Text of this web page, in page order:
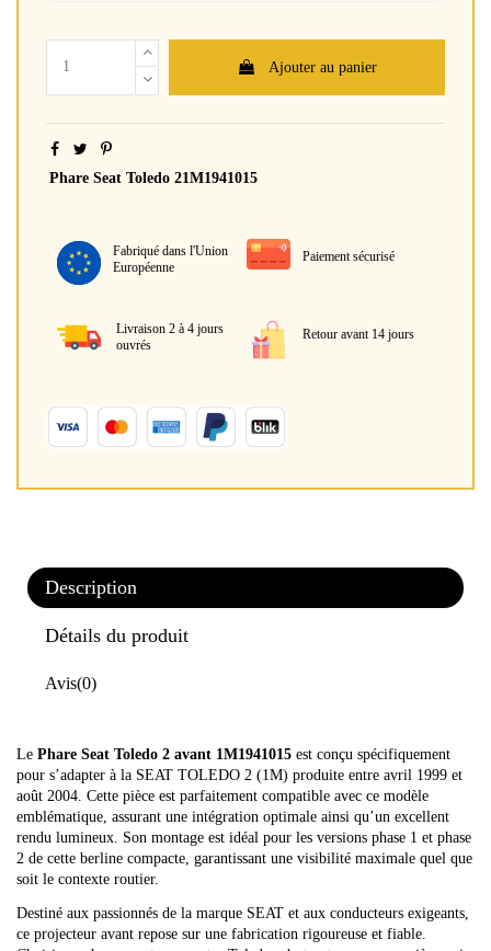
Ajouter au panier
Phare Seat Toledo 21M1941015
Fabriqué dans l'Union
Européenne
Paiement sécurisé
Livraison 2 à 4 jours
ouvrés
Retour avant 14 jours
Description
Détails du produit
Avis(0)
Le Phare Seat Toledo 2 avant 1M1941015 est conçu spécifiquement
pour s’adapter à la SEAT TOLEDO 2 (1M) produite entre avril 1999 et
août 2004. Cette pièce est parfaitement compatible avec ce modèle
emblématique, assurant une intégration optimale ainsi qu’un excellent
rendu lumineux. Son montage est idéal pour les versions phase 1 et phase
2 de cette berline compacte, garantissant une visibilité maximale quel que
soit le contexte routier.
Destiné aux passionnés de la marque SEAT et aux conducteurs exigeants,
ce projecteur avant repose sur une fabrication rigoureuse et fiable.